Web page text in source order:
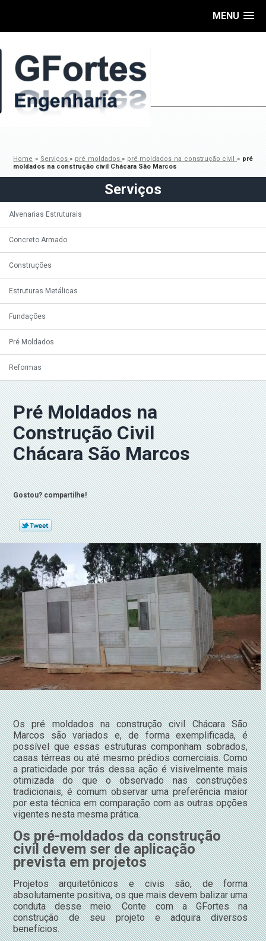
MENU
Home » Serviços» pré moldados» pré moldados na construção civil» pré
moldados na construção civil Chácara São Marcos
Serviços
Alvenarias Estruturais
Concreto Armado
Construções
Estruturas Metálicas
Fundações
Pré Moldados
Reformas
Pré Moldados na
Construção Civil
Chácara São Marcos
Gostou? compartilhe!
Os pré moldados na construção civil Chácara São
Marcos são variados e, de forma exemplificada, é
possível que essas estruturas componham sobrados,
casas térreas ou até mesmo prédios comerciais. Como
a praticidade por trás dessa ação é visivelmente mais
otimizada do que o observado nas construções
tradicionais, é comum observar uma preferência maior
por esta técnica em comparação com as outras opções
vigentes nesta mesma prática.
Os pré-moldados da construção
civil devem ser de aplicação
prevista em projetos
Projetos arquitetônicos e civis são, de forma
absolutamente positiva, os que mais devem balizar uma
conduta desse meio. Conte com a GFortes na
construção de seu projeto e adquira diversos
benefícios.